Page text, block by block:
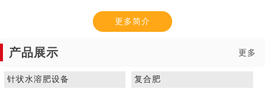
更多简介
产品展示 更多
针状水溶肥设备 复合肥